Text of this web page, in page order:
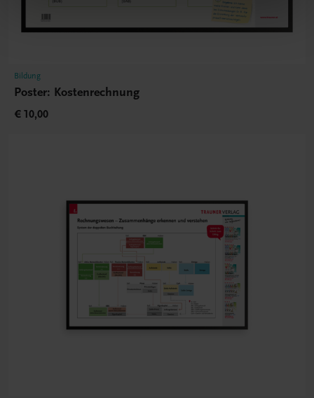
Bildung
Poster: Kostenrechnung
€ 10,00